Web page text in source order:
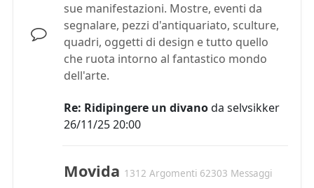
sue manifestazioni. Mostre, eventi da
segnalare, pezzi d'antiquariato, sculture,
quadri, oggetti di design e tutto quello
che ruota intorno al fantastico mondo
dell'arte.
Re: Ridipingere un divanoda selvsikker
26/11/25 20:00
Movida 1312 Argomenti 62303 Messaggi